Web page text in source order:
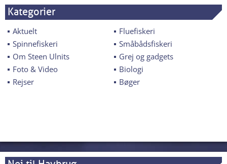
Kategorier
Aktuelt
Fluefiskeri
Spinnefiskeri
Småbådsfiskeri
Om Steen Ulnits
Grej og gadgets
Foto & Video
Biologi
Rejser
Bøger